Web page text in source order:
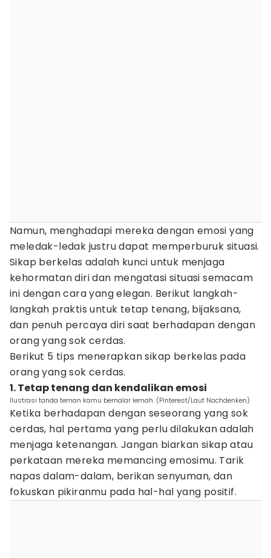
Namun, menghadapi mereka dengan emosi yang
meledak-ledak justru dapat memperburuk situasi.
Sikap berkelas adalah kunci untuk menjaga
kehormatan diri dan mengatasi situasi semacam
ini dengan cara yang elegan. Berikut langkah-
langkah praktis untuk tetap tenang, bijaksana,
dan penuh percaya diri saat berhadapan dengan
orang yang sok cerdas.
Berikut 5 tips menerapkan sikap berkelas pada
orang yang sok cerdas.
1. Tetap tenang dan kendalikan emosi
Ilustrasi tanda teman kamu bernalar lemah. (Pinterest/Laut Nachdenken)
Ketika berhadapan dengan seseorang yang sok
cerdas, hal pertama yang perlu dilakukan adalah
menjaga ketenangan. Jangan biarkan sikap atau
perkataan mereka memancing emosimu. Tarik
napas dalam-dalam, berikan senyuman, dan
fokuskan pikiranmu pada hal-hal yang positif.